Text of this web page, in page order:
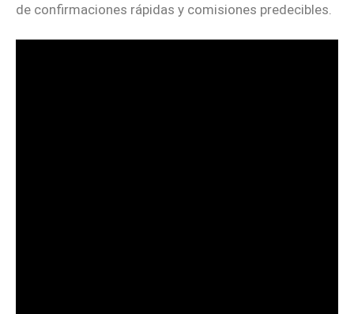
de confirmaciones rápidas y comisiones predecibles.